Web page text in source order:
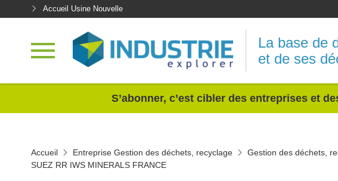
Accueil Usine Nouvelle
La base de
et de ses
S’abonner, c’est cibler des entreprises et
Accueil Entreprise Gestion des déchets, recyclage Gestion des déchets,
SUEZ RR IWS MINERALS FRANCE